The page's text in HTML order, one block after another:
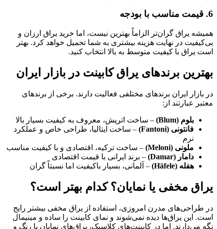
6. قیمت مناسب با بودجه
همیشه یراق گران‌تر الزاماً بهترین نیست، اما خرید یراق ارزان و
بی‌کیفیت در نهایت هزینه بیشتری به شما تحمیل خواهد کرد. بهتر
است یراق با کیفیت متوسط به بالا انتخاب کنید.
بهترین برندهای یراق کابینت در بازار ایران
در بازار ایران برندهای مختلفی فعالیت دارند. برخی از برندهای
معتبر عبارتند از:
بلوم (Blum)
– ساخت اتریش، معروف به کیفیت بسیار بالا
فانتونی (Fantoni)
– ساخت ایتالیا، طراحی خاص و عملکرد
نرم
ملونی (Meloni)
– ساخت ترکیه، اقتصادی و با کیفیت مناسب
دامار (Damar)
– برند ایرانی با قیمت اقتصادی
هفله (Häfele)
– آلمانی، بسیار باکیفیت اما نسبتاً گران
یراق مخفی یا نمایان؟ کدام بهتر است؟
در طراحی‌های مدرن امروزی، استفاده از یراق مخفی بیشتر رایج
است. این یراق‌ها دیده نمی‌شوند و نمای کابینت را ساده و مینیمال
نگه می‌دارند. اما در کابینت‌های کلاسیک، یراق‌های نمایان با رنگ و